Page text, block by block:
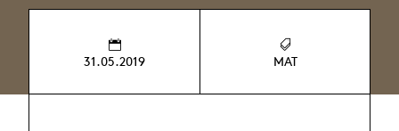
31.05.2019 MAT